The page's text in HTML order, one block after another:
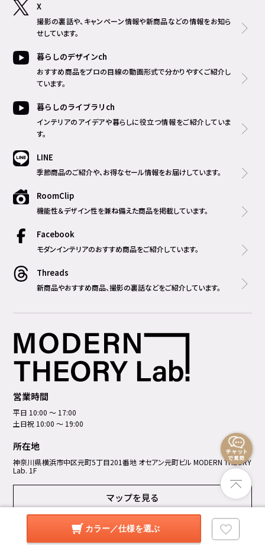
カラー／仕様を選ぶ
X
撮影の裏話や、キャンペーン情報や新商品などの情報をお知ら
せしています。
暮らしのデザインch
おすすめ商品をプロの目線の動画形式で分かりやすくご紹介し
ています。
暮らしのライブラリch
インテリアのアイデアや暮らしに役立つ情報をご紹介していま
す。
LINE
季節商品のご紹介や、お得なセール情報をお届けしています。
RoomClip
機能性＆デザイン性を兼ね備えた商品を掲載しています。
Facebook
モダンインテリアのおすすめ商品をご紹介しています。
Threads
新商品やおすすめ商品、撮影の裏話などをご紹介しています。
営業時間
平日 10:00 ～ 17:00
土日祝 10:00 ～ 19:00
所在地
神奈川県横浜市中区元町5丁⽬201番地 オセアン元町ビル MODERN THEORY
Lab. 1F
マップを見る
店舗詳細を見る